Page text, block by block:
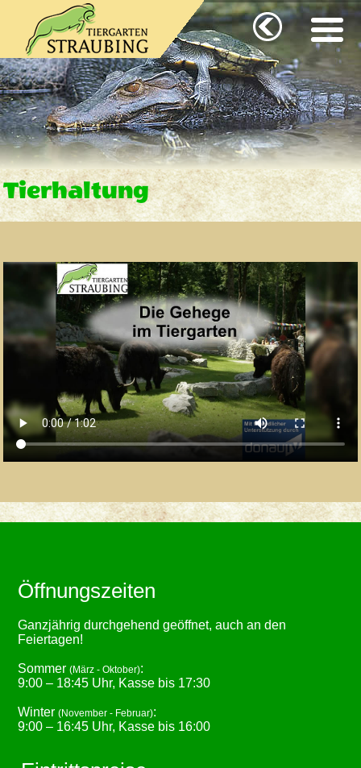
Tierhaltung
Öffnungszeiten
Ganzjährig durchgehend geöffnet, auch an den
Feiertagen!
Sommer(März - Oktober):
9:00 – 18:45 Uhr, Kasse bis 17:30
Winter(November - Februar):
9:00 – 16:45 Uhr, Kasse bis 16:00